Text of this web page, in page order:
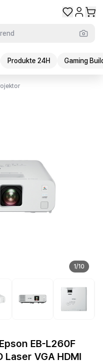
Produkte 24H Gaming
1/10
EB-L260F
VGA HDMI